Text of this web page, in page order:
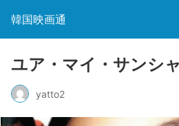
韓国映画通
ユア・マイ・サンシ
yatto2